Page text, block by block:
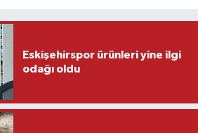
Eskişehirspor ürünleri yine ilgi
odağı oldu